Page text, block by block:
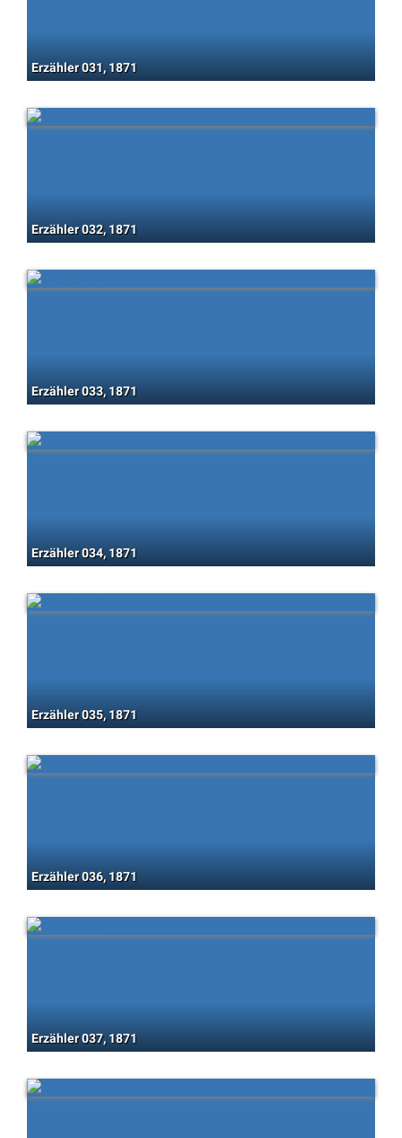
Erzähler 031, 1871
Erzähler 032, 1871
Erzähler 033, 1871
Erzähler 034, 1871
Erzähler 035, 1871
Erzähler 036, 1871
Erzähler 037, 1871